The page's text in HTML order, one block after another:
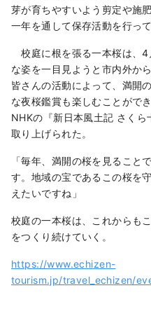
芽が育ちやすいよう剪定や施
一年を通して保存活動を行って
校庭に根を張る一本桜は、4
な姿を一目見ようと市内外か
皆さんの活動によって、満開
な夜桜鑑賞も楽しむことがで
NHKの『新日本風土記 さく
取り上げられた。
「毎年、満開の桜を見ること
す。地域の宝であるこの桜を
えたいですね」
校庭の一本桜は、これからも
をつくり続けていく。
https://www.echizen-
tourism.jp/travel_echizen/